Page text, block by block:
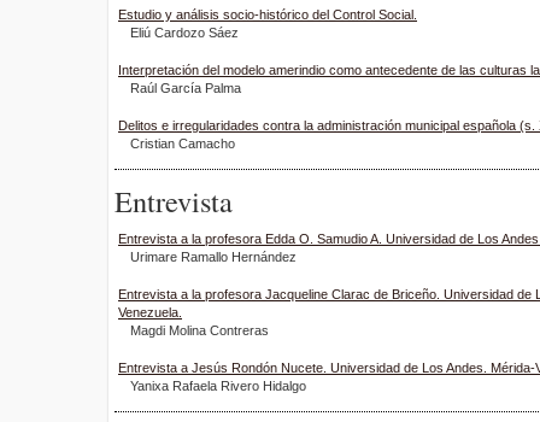
Estudio y análisis socio-histórico del Control Social.
Eliú Cardozo Sáez
Interpretación del modelo amerindio como antecedente de las culturas
Raúl García Palma
Delitos e irregularidades contra la administración municipal española (s.
Cristian Camacho
Entrevista
Entrevista a la profesora Edda O. Samudio A. Universidad de Los
Urimare Ramallo Hernández
Entrevista a la profesora Jacqueline Clarac de Briceño. Universidad de
Venezuela.
Magdi Molina Contreras
Entrevista a Jesús Rondón Nucete. Universidad de Los Andes. Mérida-
Yanixa Rafaela Rivero Hidalgo